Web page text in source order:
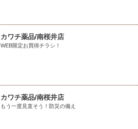
カワチ薬品/南桜井店
WEB限定お買得チラシ！
カワチ薬品/南桜井店
もう一度見直そう！防災の備え